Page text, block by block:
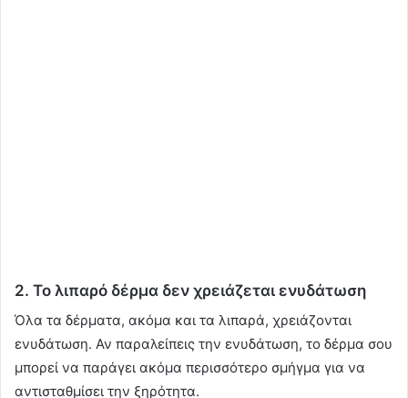
2. Το λιπαρό δέρμα δεν χρειάζεται ενυδάτωση
Όλα τα δέρματα, ακόμα και τα λιπαρά, χρειάζονται
ενυδάτωση. Αν παραλείπεις την ενυδάτωση, το δέρμα σου
μπορεί να παράγει ακόμα περισσότερο σμήγμα για να
αντισταθμίσει την ξηρότητα.